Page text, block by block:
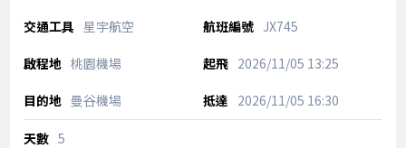
星宇航空 JX745
桃園機場 2026/11/05 13:25
曼谷機場 2026/11/05 16:30
5